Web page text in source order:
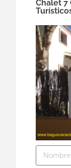
Chalet 7